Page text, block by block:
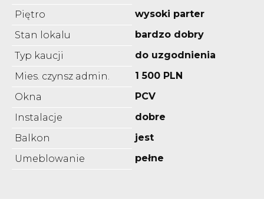
Piętro
wysoki parter
Stan lokalu
bardzo dobry
Typ kaucji
do uzgodnienia
Mies. czynsz admin.
1 500 PLN
Okna
PCV
Instalacje
dobre
Balkon
jest
Umeblowanie
pełne